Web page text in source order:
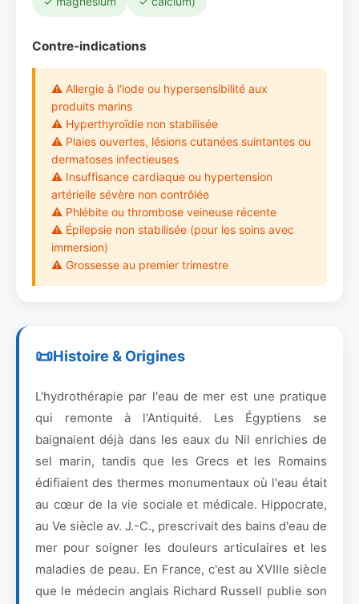
Contre-indications
⚠ Allergie à l'iode ou hypersensibilité aux
produits marins
⚠ Hyperthyroïdie non stabilisée
⚠ Plaies ouvertes, lésions cutanées suintantes ou
dermatoses infectieuses
⚠ Insuffisance cardiaque ou hypertension
artérielle sévère non contrôlée
⚠ Phlébite ou thrombose veineuse récente
⚠ Épilepsie non stabilisée (pour les soins avec
immersion)
⚠ Grossesse au premier trimestre
Histoire & Origines
L'hydrothérapie par l'eau de mer est une pratique
qui remonte à l'Antiquité. Les Égyptiens se
baignaient déjà dans les eaux du Nil enrichies de
sel marin, tandis que les Grecs et les Romains
édifiaient des thermes monumentaux où l'eau était
au cœur de la vie sociale et médicale. Hippocrate,
au Ve siècle av. J.-C., prescrivait des bains d'eau de
mer pour soigner les douleurs articulaires et les
maladies de peau. En France, c'est au XVIIIe siècle
que le médecin anglais Richard Russell publie son